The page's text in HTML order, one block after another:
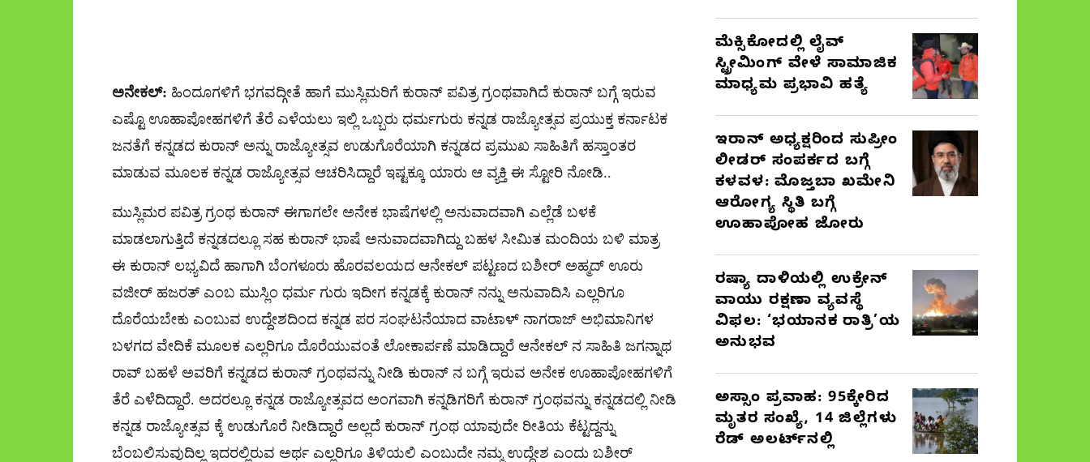
ಅನೇಕಲ್​: ಹಿಂದೂಗಳಿಗೆ ಭಗವದ್ಗೀತೆ ಹಾಗೆ ಮುಸ್ಲಿಮರಿಗೆ ಕುರಾನ್ ಪವಿತ್ರ ಗ್ರಂಥವಾಗಿದೆ ಕುರಾನ್ ಬಗ್ಗೆ ಇರುವ
ಎಷ್ಟೊ ಊಹಾಪೋಹಗಳಿಗೆ ತೆರೆ ಎಳೆಯಲು ಇಲ್ಲಿ ಒಬ್ಬರು ಧರ್ಮಗುರು ಕನ್ನಡ ರಾಜ್ಯೋತ್ಸವ ಪ್ರಯುಕ್ತ ಕರ್ನಾಟಕ
ಜನತೆಗೆ ಕನ್ನಡದ ಕುರಾನ್ ಅನ್ನು ರಾಜ್ಯೋತ್ಸವ ಉಡುಗೊರೆಯಾಗಿ ಕನ್ನಡದ ಪ್ರಮುಖ ಸಾಹಿತಿಗೆ ಹಸ್ತಾಂತರ
ಮಾಡುವ ಮೂಲಕ ಕನ್ನಡ ರಾಜ್ಯೋತ್ಸವ ಆಚರಿಸಿದ್ದಾರೆ ಇಷ್ಟಕ್ಕೂ ಯಾರು ಆ ವ್ಯಕ್ತಿ ಈ ಸ್ಟೋರಿ ನೋಡಿ..
ಮುಸ್ಲಿಮರ ಪವಿತ್ರ ಗ್ರಂಥ ಕುರಾನ್ ಈಗಾಗಲೇ ಅನೇಕ ಭಾಷೆಗಳಲ್ಲಿ ಅನುವಾದವಾಗಿ ಎಲ್ಲೆಡೆ ಬಳಕೆ
ಮಾಡಲಾಗುತ್ತಿದೆ ಕನ್ನಡದಲ್ಲೂ ಸಹ ಕುರಾನ್ ಭಾಷೆ ಅನುವಾದವಾಗಿದ್ದು ಬಹಳ ಸೀಮಿತ ಮಂದಿಯ ಬಳಿ ಮಾತ್ರ
ಈ ಕುರಾನ್ ಲಭ್ಯವಿದೆ ಹಾಗಾಗಿ ಬೆಂಗಳೂರು ಹೊರವಲಯದ ಆನೇಕಲ್ ಪಟ್ಟಣದ ಬಶೀರ್ ಅಹ್ಮದ್ ಊರು
ವಜೀರ್ ಹಜರತ್ ಎಂಬ ಮುಸ್ಲಿಂ ಧರ್ಮ ಗುರು ಇದೀಗ ಕನ್ನಡಕ್ಕೆ ಕುರಾನ್ ನನ್ನು ಅನುವಾದಿಸಿ ಎಲ್ಲರಿಗೂ
ದೊರೆಯಬೇಕು ಎಂಬುವ ಉದ್ದೇಶದಿಂದ ಕನ್ನಡ ಪರ ಸಂಘಟನೆಯಾದ ವಾಟಾಳ್ ನಾಗರಾಜ್ ಅಭಿಮಾನಿಗಳ
ಬಳಗದ ವೇದಿಕೆ ಮೂಲಕ ಎಲ್ಲರಿಗೂ ದೊರೆಯುವಂತೆ ಲೋಕಾರ್ಪಣೆ ಮಾಡಿದ್ದಾರೆ ಆನೇಕಲ್ ನ ಸಾಹಿತಿ ಜಗನ್ನಾಥ
ರಾವ್ ಬಹಳೆ ಅವರಿಗೆ ಕನ್ನಡದ ಕುರಾನ್ ಗ್ರಂಥವನ್ನು ನೀಡಿ ಕುರಾನ್ ನ ಬಗ್ಗೆ ಇರುವ ಅನೇಕ ಊಹಾಪೋಹಗಳಿಗೆ
ತೆರೆ ಎಳೆದಿದ್ದಾರೆ. ಅದರಲ್ಲೂ ಕನ್ನಡ ರಾಜ್ಯೋತ್ಸವದ ಅಂಗವಾಗಿ ಕನ್ನಡಿಗರಿಗೆ ಕುರಾನ್ ಗ್ರಂಥವನ್ನು ಕನ್ನಡದಲ್ಲಿ ನೀಡಿ
ಕನ್ನಡ ರಾಜ್ಯೋತ್ಸವ ಕ್ಕೆ ಉಡುಗೊರೆ ನೀಡಿದ್ದಾರೆ ಅಲ್ಲದೆ ಕುರಾನ್ ಗ್ರಂಥ ಯಾವುದೇ ರೀತಿಯ ಕೆಟ್ಟದ್ದನ್ನು
ಬೆಂಬಲಿಸುವುದಿಲ್ಲ ಇದರಲ್ಲಿರುವ ಅರ್ಥ ಎಲ್ಲರಿಗೂ ತಿಳಿಯಲಿ ಎಂಬುದೇ ನಮ್ಮ ಉದ್ದೇಶ ಎಂದು ಬಶೀರ್
ಮೆಕ್ಸಿಕೋದಲ್ಲಿ ಲೈವ್
ಸ್ಟ್ರೀಮಿಂಗ್ ವೇಳೆ ಸಾಮಾಜಿಕ
ಮಾಧ್ಯಮ ಪ್ರಭಾವಿ ಹತ್ಯೆ
ಇರಾನ್ ಅಧ್ಯಕ್ಷರಿಂದ ಸುಪ್ರೀಂ
ಲೀಡರ್ ಸಂಪರ್ಕದ ಬಗ್ಗೆ
ಕಳವಳ: ಮೊಜ್ತಬಾ ಖಮೇನಿ
ಆರೋಗ್ಯ ಸ್ಥಿತಿ ಬಗ್ಗೆ
ಊಹಾಪೋಹ ಜೋರು
ರಷ್ಯಾ ದಾಳಿಯಲ್ಲಿ ಉಕ್ರೇನ್
ವಾಯು ರಕ್ಷಣಾ ವ್ಯವಸ್ಥೆ
ವಿಫಲ: ‘ಭಯಾನಕ ರಾತ್ರಿ’ಯ
ಅನುಭವ
ಅಸ್ಸಾಂ ಪ್ರವಾಹ: 95ಕ್ಕೇರಿದ
ಮೃತರ ಸಂಖ್ಯೆ, 14 ಜಿಲ್ಲೆಗಳು
ರೆಡ್ ಅಲರ್ಟ್‌ನಲ್ಲಿ